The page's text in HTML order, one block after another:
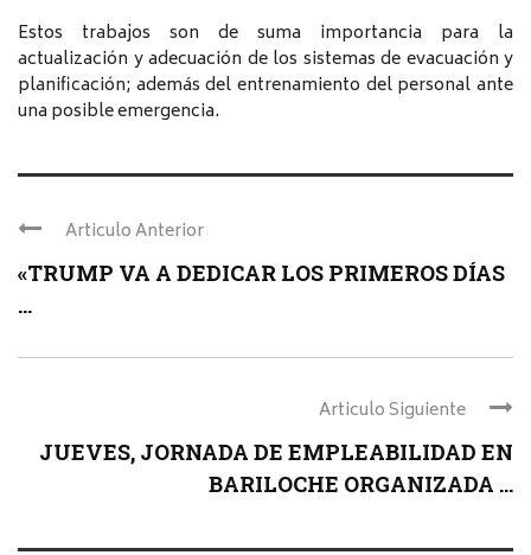
Estos trabajos son de suma importancia para la
actualización y adecuación de los sistemas de evacuación y
planificación; además del entrenamiento del personal ante
una posible emergencia.
Articulo Anterior
«TRUMP VA A DEDICAR LOS PRIMEROS DÍAS
...
Articulo Siguiente
JUEVES, JORNADA DE EMPLEABILIDAD EN
BARILOCHE ORGANIZADA ...